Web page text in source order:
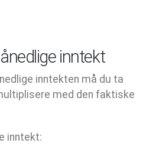
inntekt
inntekten må du ta
med den faktiske
inntekt: